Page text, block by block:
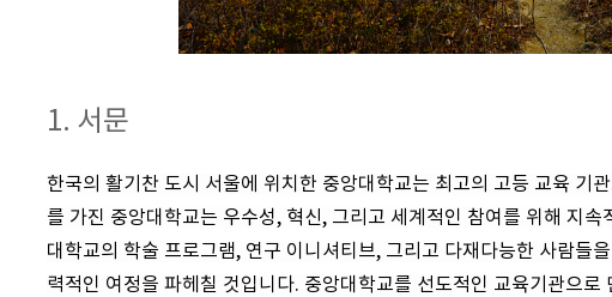
1. 서문
한국의 활기찬 도시 서울에 위치한 중앙대학교는 최고의 고등 교육 기
를 가진 중앙대학교는 우수성, 혁신, 그리고 세계적인 참여를 위해 지
대학교의 학술 프로그램, 연구 이니셔티브, 그리고 다재다능한 사람들
력적인 여정을 파헤칠 것입니다. 중앙대학교를 선도적인 교육기관으